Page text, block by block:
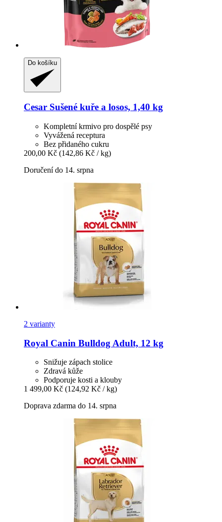
Do košíku
Cesar Sušené kuře a losos, 1,40 kg
Kompletní krmivo pro dospělé psy
Vyvážená receptura
Bez přidaného cukru
200,00 Kč (142,86 Kč / kg)
Doručení do 14. srpna
2 varianty
Royal Canin Bulldog Adult, 12 kg
Snižuje zápach stolice
Zdravá kůže
Podporuje kosti a klouby
1 499,00 Kč (124,92 Kč / kg)
Doprava zdarma do 14. srpna